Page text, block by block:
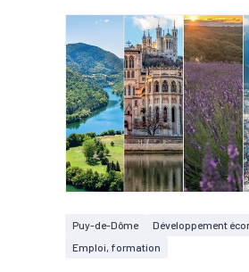
Puy-de-Dôme
Développement
Emploi, formation